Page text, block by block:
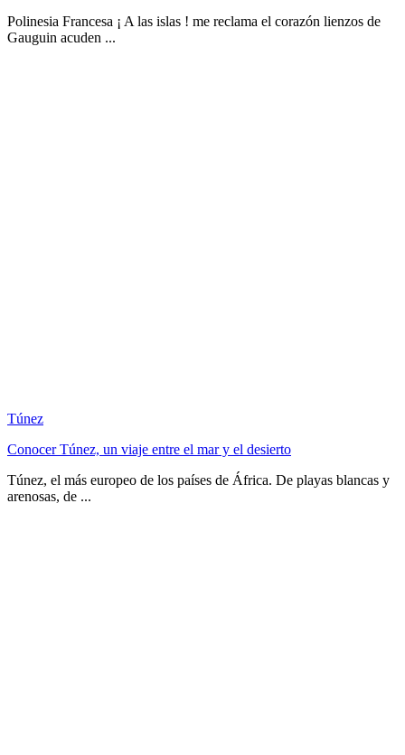
Polinesia Francesa ¡ A las islas ! me reclama el corazón lienzos de
Gauguin acuden ...
Túnez
Conocer Túnez, un viaje entre el mar y el desierto
Túnez, el más europeo de los países de África. De playas blancas y
arenosas, de ...